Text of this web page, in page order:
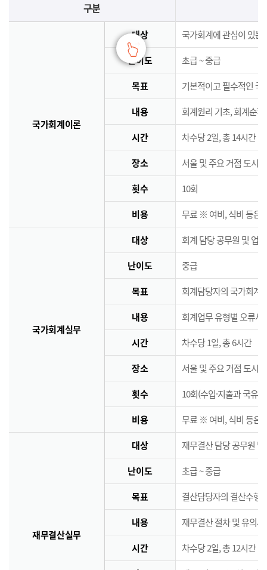
구분
국가회계이론
대상 국가회계에 관심이 있는
난이도 초급 ~ 중급
목표 기본적이고 필수적인 국
내용 회계원리 기초, 회계순
시간 차수당 2일, 총 14시간
장소 서울 및 주요 거점 도시
횟수 10회
비용 무료 ※ 여비, 식비 등은
국가회계실무
대상 회계 담당 공무원 및 업
난이도 중급
목표 회계담당자의 국가회계
내용 회계업무 유형별 오류사
시간 차수당 1일, 총 6시간
장소 서울 및 주요 거점 도시
횟수 10회(수입·지출과 국유·
비용 무료 ※ 여비, 식비 등은
재무결산실무
대상 재무결산 담당 공무원
난이도 초급 ~ 중급
목표 결산담당자의 결산수행
내용 재무결산 절차 및 유의사
시간 차수당 2일, 총 12시간